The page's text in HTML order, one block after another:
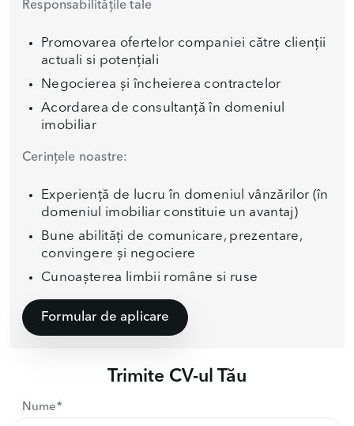
Responsabilitățile tale
Promovarea ofertelor companiei către clienţii
actuali si potenţiali
Negocierea și încheierea contractelor
Acordarea de consultanță în domeniul
imobiliar
Cerințele noastre:
Experiență de lucru în domeniul vânzărilor (în
domeniul imobiliar constituie un avantaj)
Bune abilități de comunicare, prezentare,
convingere și negociere
Cunoașterea limbii române si ruse
Formular de aplicare
Trimite CV-ul Tău
Nume*